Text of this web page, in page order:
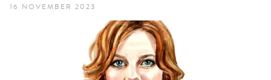
16 NOVEMBER 2023